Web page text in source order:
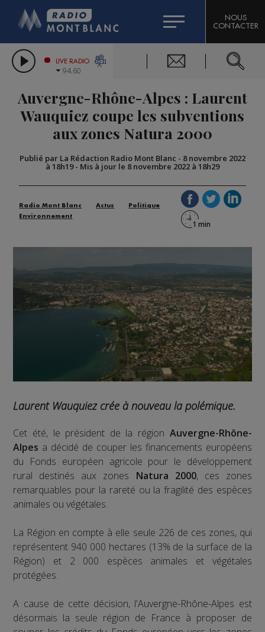
LES CHRONIQUES DE L'EXPERT
CITIZEN MACHINERY
GRAND MASSIF DOMAINES SKIABLES
BIGARD
COMPAGNIE DU MONT-BLANC
NOUS
CONTACTER
LIVE RADIO
94.60
Auvergne-Rhône-Alpes : Laurent
Wauquiez coupe les subventions
aux zones Natura 2000
Publié par La Rédaction Radio Mont Blanc - 8 novembre 2022
à 18h19- Mis à jour le 8 novembre 2022 à 18h29
Radio Mont Blanc Actus
Politique
Environnement
Laurent Wauquiez crée à nouveau la polémique.
Cet été, le président de la région Auvergne-Rhône-
Alpes a décidé de couper les financements européens
du Fonds européen agricole pour le développement
rural destinés aux zones Natura 2000, ces zones
remarquables pour la rareté ou la fragilité des espèces
animales ou végétales.
La Région en compte à elle seule 226 de ces zones, qui
représentent 940 000 hectares (13% de la surface de la
Région) et 2 000 espèces animales et végétales
protégées.
A cause de cette décision, l'Auvergne-Rhône-Alpes est
désormais la seule région de France à proposer de